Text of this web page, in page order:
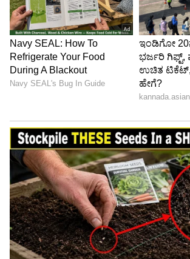
ಡಿಜಿಟಲ್‌ ಮಾಧ್ಯಮದಲ್ಲಿ 5 ವರ್ಷ ಕೆಲಸ
SDM ಉಜಿರೆಯಲ್ಲಿ ಪತ್ರಿಕೋದ್ಯಮದ
ಸುದ್ದಿಲೋಕದಲ್ಲಿ ರಾಜಕೀಯ, ದೇಶ,
ವಾಣಿಜ್ಯ, ಕ್ರೈಂ ಸುದ್ದಿಗಳಲ್ಲಿ ಆಸಕ್ತಿ.
ಗುರು ರಾಶಿ ಜ್ಯೋತಿಷ್ಯ